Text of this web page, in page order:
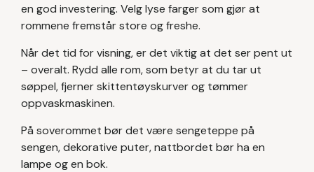
en god investering. Velg lyse farger som gjør at
rommene fremstår store og freshe.
Når det tid for visning, er det viktig at det ser pent ut
– overalt. Rydd alle rom, som betyr at du tar ut
søppel, fjerner skittentøyskurver og tømmer
oppvaskmaskinen.
På soverommet bør det være sengeteppe på
sengen, dekorative puter, nattbordet bør ha en
lampe og en bok.